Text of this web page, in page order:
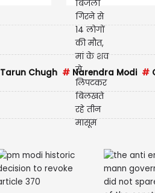
Tarun Chugh # Narendra Modi #